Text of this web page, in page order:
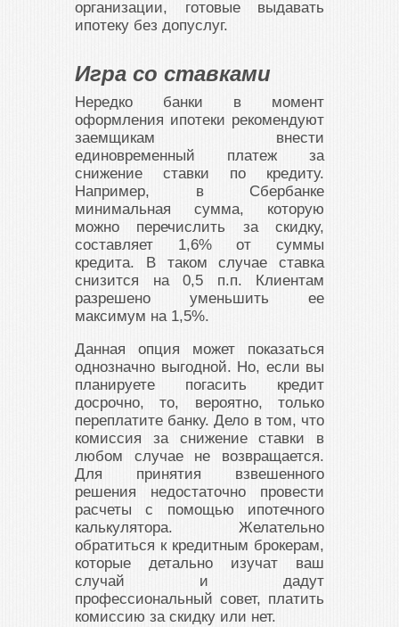
организации, готовые выдавать
ипотеку без допуслуг.
Игра со ставками
Нередко банки в момент
оформления ипотеки рекомендуют
заемщикам внести
единовременный платеж за
снижение ставки по кредиту.
Например, в Сбербанке
минимальная сумма, которую
можно перечислить за скидку,
составляет 1,6% от суммы
кредита. В таком случае ставка
снизится на 0,5 п.п. Клиентам
разрешено уменьшить ее
максимум на 1,5%.
Данная опция может показаться
однозначно выгодной. Но, если вы
планируете погасить кредит
досрочно, то, вероятно, только
переплатите банку. Дело в том, что
комиссия за снижение ставки в
любом случае не возвращается.
Для принятия взвешенного
решения недостаточно провести
расчеты с помощью ипотечного
калькулятора. Желательно
обратиться к кредитным брокерам,
которые детально изучат ваш
случай и дадут
профессиональный совет, платить
комиссию за скидку или нет.